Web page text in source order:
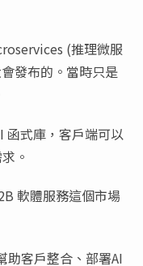
(推理微服
發布的。當時只是
函式庫，客戶端可以
。
軟體服務這個市場
客戶整合、部署AI